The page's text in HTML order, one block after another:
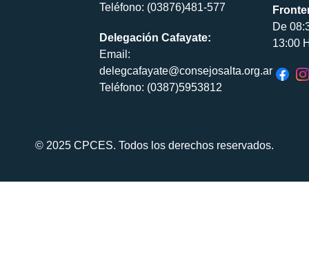
Teléfono: (03876)481-577
Delegación Cafayate:
Email:
delegcafayate@consejosalta.org.ar
Teléfono: (0387)5953812
De
13:00
© 2025 CPCES. Todos los derechos reservados.